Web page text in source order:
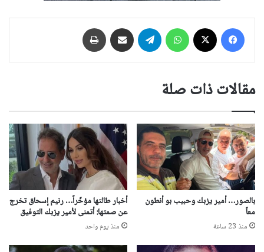
فيسبوك واتساب تيلقرام مشاركة عبر البريد
مقالات ذات صلة
بالصور… أمير يزبك وحبيب بو أنطون
معاً
منذ 23 ساعة
أخبار طالتها مؤخّراً… رنيم إسحاق تخرج
عن صمتها: أتمنى لأمير يزبك التوفيق
منذ يوم واحد